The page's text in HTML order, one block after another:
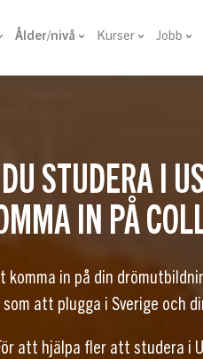
Ålder/nivå Kurser Jobb
STUDERA I
IN PÅ
komma in på din
som att plugga i Sverige och
att hjälpa fler att studera i